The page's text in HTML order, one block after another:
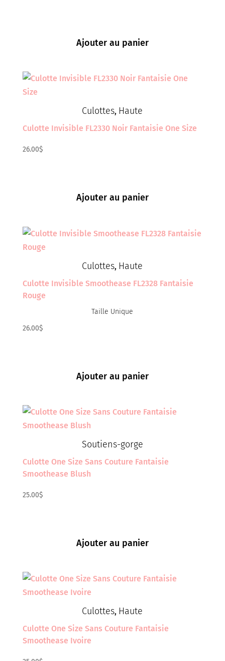
Ajouter au panier
Culottes, Haute
Culotte Invisible FL2330 Noir Fantaisie One Size
26.00$
Ajouter au panier
Culottes, Haute
Culotte Invisible Smoothease FL2328 Fantaisie
Rouge
Taille Unique
26.00$
Ajouter au panier
Soutiens-gorge
Culotte One Size Sans Couture Fantaisie
Smoothease Blush
25.00$
Ajouter au panier
Culottes, Haute
Culotte One Size Sans Couture Fantaisie
Smoothease Ivoire